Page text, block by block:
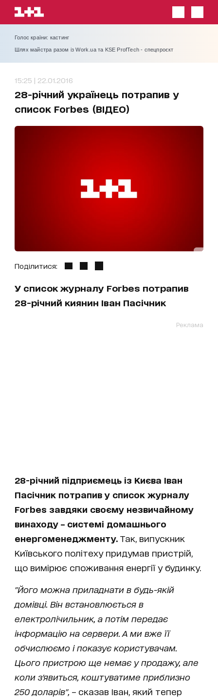
Голос країни: кастинг
Шлях майстра разом із Work.ua та KSE ProfTech - спецпроєкт
15:25 | 22.01.2016
28-річний українець потрапив у
список Forbes (ВІДЕО)
Поділитися:
У список журналу Forbes потрапив
28-річний киянин Іван Пасічник
Реклама
28-річний підприємець із Києва Іван
Пасічник потрапив у список журналу
Forbes завдяки своєму незвичайному
винаходу – системі домашнього
енергоменеджменту. Так, випускник
Київського політеху придумав пристрій,
що вимірює споживання енергії у будинку.
"Його можна приладнати в будь-якій
домівці. Він встановлюється в
електролічильник, а потім передає
інформацію на сервери. А ми вже її
обчислюємо і показує користувачам.
Цього пристрою ще немає у продажу, але
коли з'явиться, коштуватиме приблизно
250 доларів", – сказав Іван, який тепер